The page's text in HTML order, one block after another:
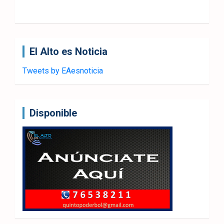
El Alto es Noticia
Tweets by EAesnoticia
Disponible